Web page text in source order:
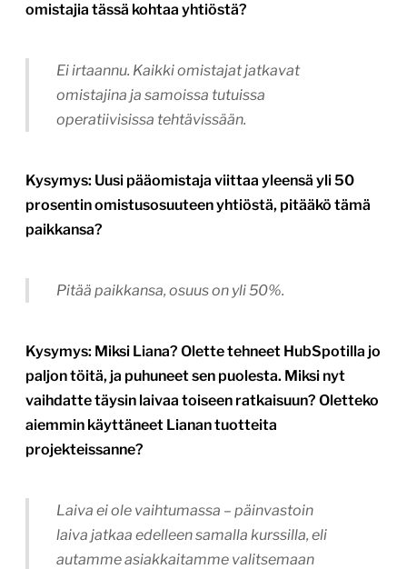
omistajia tässä kohtaa yhtiöstä?
Ei irtaannu. Kaikki omistajat jatkavat
omistajina ja samoissa tutuissa
operatiivisissa tehtävissään.
Kysymys: Uusi pääomistaja viittaa yleensä yli 50
prosentin omistusosuuteen yhtiöstä, pitääkö tämä
paikkansa?
Pitää paikkansa, osuus on yli 50%.
Kysymys: Miksi Liana? Olette tehneet HubSpotilla jo
paljon töitä, ja puhuneet sen puolesta. Miksi nyt
vaihdatte täysin laivaa toiseen ratkaisuun? Oletteko
aiemmin käyttäneet Lianan tuotteita
projekteissanne?
Laiva ei ole vaihtumassa – päinvastoin
laiva jatkaa edelleen samalla kurssilla, eli
autamme asiakkaitamme valitsemaan